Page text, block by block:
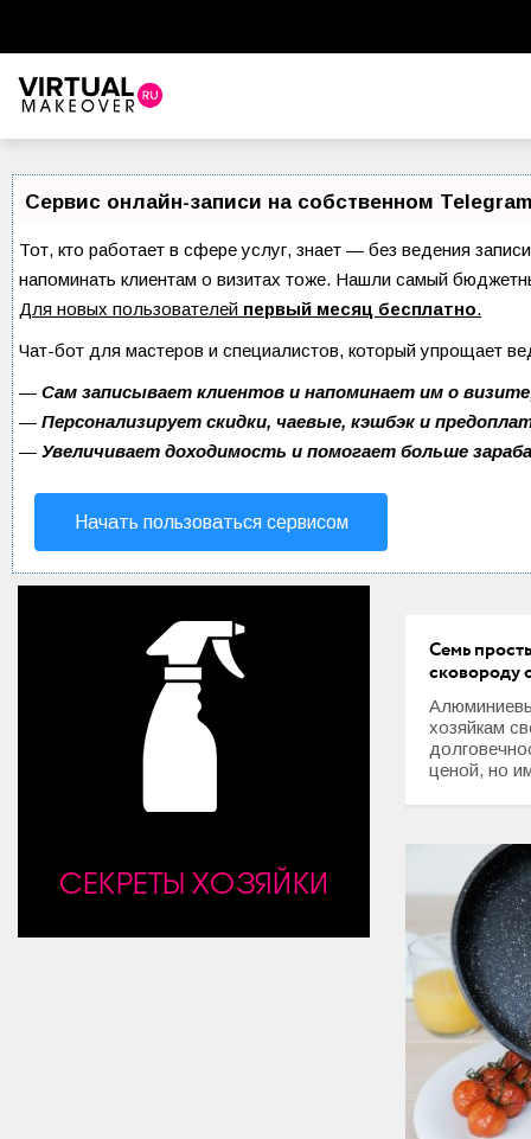
Красота
Прически и стрижки
Уход за волосами
Уход за лицом
Секреты хозяйки
Праздники и события
Кулинария
Сервис онлайн-записи на собственном
Тот, кто работает в сфере услуг, знает — без ведения
напоминать клиентам о визитах тоже. Нашли самый
Для новых пользователей первый месяц бесплатно.
Чат-бот для мастеров и специалистов, который упрощает
— Сам записывает клиентов и напоминает им о
— Персонализирует скидки, чаевые, кэшбэк и
— Увеличивает доходимость и помогает больше
Начать пользоваться сервисом
СЕКРЕТЫ ХОЗЯЙКИ
Семь
сковороду
хозяйкам
ценой, но